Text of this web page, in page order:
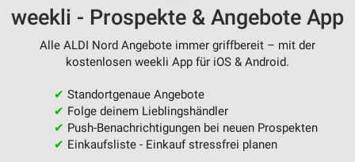
weekli - Prospekte & Angebote App
Alle ALDI Nord Angebote immer griffbereit – mit der
kostenlosen weekli App für iOS & Android.
✔ Standortgenaue Angebote
✔ Folge deinem Lieblingshändler
✔ Push-Benachrichtigungen bei neuen Prospekten
✔ Einkaufsliste - Einkauf stressfrei planen